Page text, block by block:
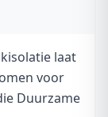
laat
voor
Duurzame